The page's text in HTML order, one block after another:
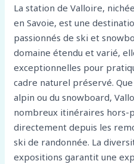
La station de Valloire,
en Savoie, est une
passionnés de ski et
domaine étendu et varié,
exceptionnelles pour
cadre naturel préservé.
alpin ou du snowboard,
nombreux itinéraires hors-
directement depuis les
ski de randonnée. La
expositions garantit une